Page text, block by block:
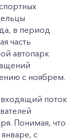
в период
часть
автопарк
с ноябрем.
поток
Понимая, что
с